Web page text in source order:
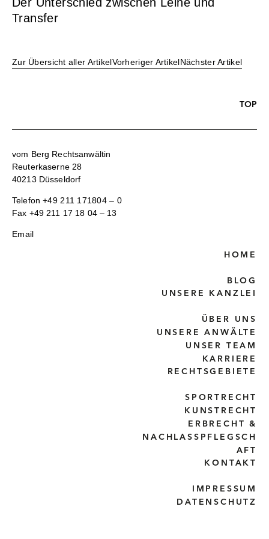
Transfer
Zur Übersicht aller ArtikelVorheriger ArtikelNächster Artikel
TOP
vom Berg Rechtsanwältin
Reuterkaserne 28
40213 Düsseldorf
Telefon+49 211 171804 – 0
Fax +49 211 17 18 04 – 13
Email
HOME
BLOG
UNSERE KANZLEI
ÜBER UNS
UNSERE ANWÄLTE
UNSER TEAM
KARRIERE
RECHTSGEBIETE
SPORTRECHT
KUNSTRECHT
ERBRECHT &
NACHLASSPFLEGSCH
AFT
KONTAKT
IMPRESSUM
DATENSCHUTZ